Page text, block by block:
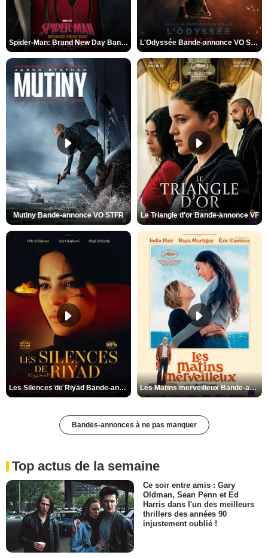
Spider-Man: Brand New Day Bande-annonce VO STFR L'Odyssée Bande-annonce VO STFR
Mutiny Bande-annonce VO STFR Le Triangle d'or Bande-annonce VF
Les Silences de Riyad Bande-annonce VO STFR Les Matins merveilleux Bande-annonce VF
Bandes-annonces à ne pas manquer
Top actus de la semaine
Ce soir entre amis : Gary
Oldman, Sean Penn et Ed
Harris dans l'un des meilleurs
thrillers des années 90
injustement oublié !